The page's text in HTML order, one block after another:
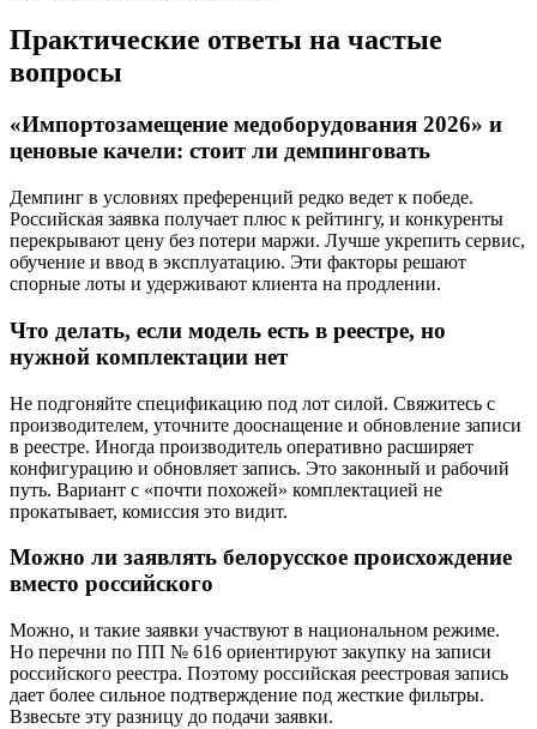
Практические ответы на частые
вопросы
«Импортозамещение медоборудования 2026» и
ценовые качели: стоит ли демпинговать
Демпинг в условиях преференций редко ведет к победе.
Российская заявка получает плюс к рейтингу, и конкуренты
перекрывают цену без потери маржи. Лучше укрепить сервис,
обучение и ввод в эксплуатацию. Эти факторы решают
спорные лоты и удерживают клиента на продлении.
Что делать, если модель есть в реестре, но
нужной комплектации нет
Не подгоняйте спецификацию под лот силой. Свяжитесь с
производителем, уточните дооснащение и обновление записи
в реестре. Иногда производитель оперативно расширяет
конфигурацию и обновляет запись. Это законный и рабочий
путь. Вариант с «почти похожей» комплектацией не
прокатывает, комиссия это видит.
Можно ли заявлять белорусское происхождение
вместо российского
Можно, и такие заявки участвуют в национальном режиме.
Но перечни по ПП № 616 ориентируют закупку на записи
российского реестра. Поэтому российская реестровая запись
дает более сильное подтверждение под жесткие фильтры.
Взвесьте эту разницу до подачи заявки.